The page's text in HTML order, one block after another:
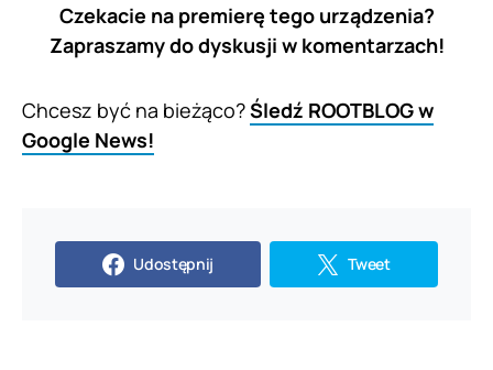
Czekacie na premierę tego urządzenia?
Zapraszamy do dyskusji w komentarzach!
Chcesz być na bieżąco?Śledź ROOTBLOG w
Google News!
Udostępnij Tweet